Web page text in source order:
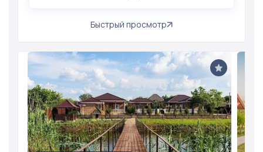
Быстрый просмотр